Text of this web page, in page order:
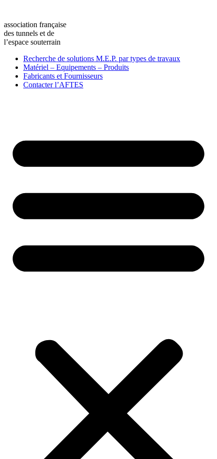
association française
des tunnels et de
l’espace souterrain
Recherche de solutions M.E.P. par types de travaux
Matériel – Equipements – Produits
Fabricants et Fournisseurs
Contacter l’AFTES